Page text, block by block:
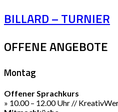
BILLARD – TURNIER
OFFENE ANGEBOTE
Montag
Offener Sprachkurs
» 10.00 – 12.00 Uhr //